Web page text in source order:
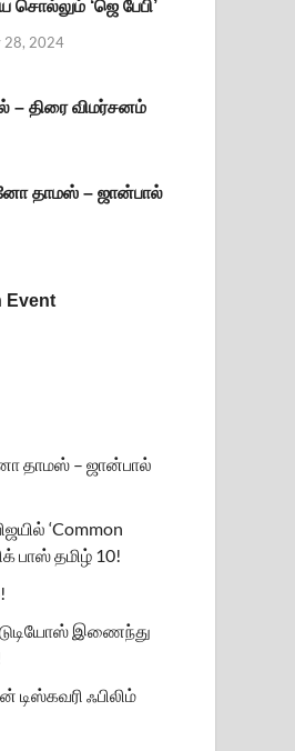
‘ஜெ பேபி’
28, 2024
– திரை விமர்சனம்
தாமஸ் – ஜான்பால்
Event
தாமஸ் – ஜான்பால்
‘Common
பாஸ் தமிழ் 10!
இணைந்து
டிஸ்கவரி ஃபிலிம்